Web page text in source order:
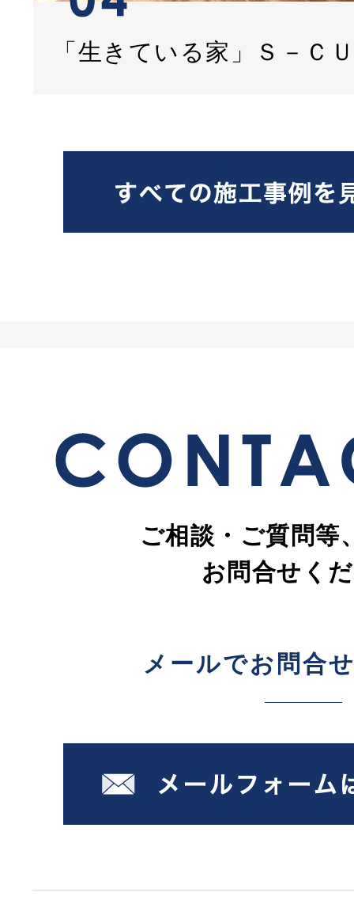
「生きている家」Ｓ－Ｃ
ご相談・ご質問等
お問合せく
メールでお問合